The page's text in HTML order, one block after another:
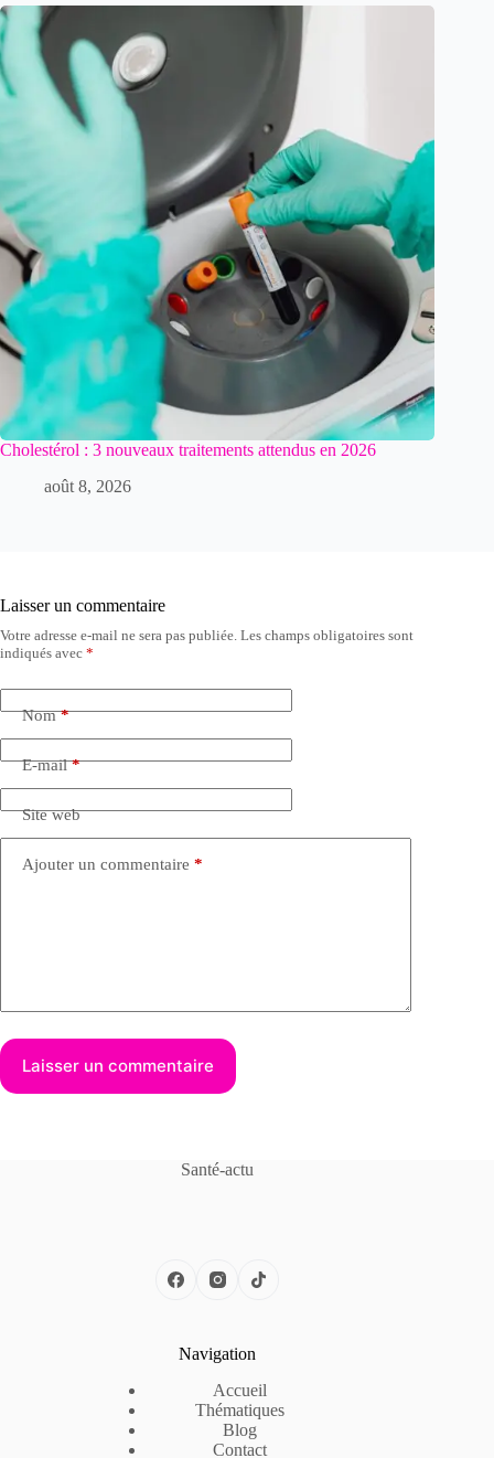
Cholestérol : 3 nouveaux traitements attendus en 2026
août 8, 2026
Laisser un commentaire
Votre adresse e-mail ne sera pas publiée. Les champs obligatoires sont
indiqués avec *
Nom*
E-mail*
Site web
Ajouter un commentaire *
Laisser un commentaire
Santé-actu
Navigation
Accueil
Thématiques
Blog
Contact